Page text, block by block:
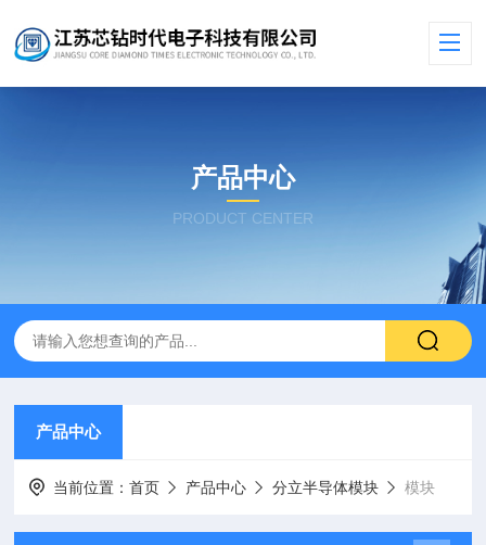
产品中心
PRODUCT CENTER
产品中心
当前位置：首页 产品中心 分立半导体模块 模块